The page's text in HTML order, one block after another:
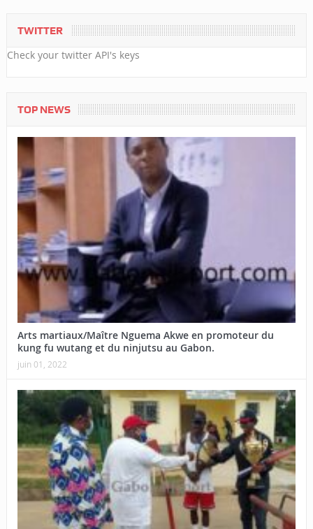
TWITTER
Check your twitter API's keys
TOP NEWS
Arts martiaux/Maître Nguema Akwe en promoteur du
kung fu wutang et du ninjutsu au Gabon.
juin 01, 2022